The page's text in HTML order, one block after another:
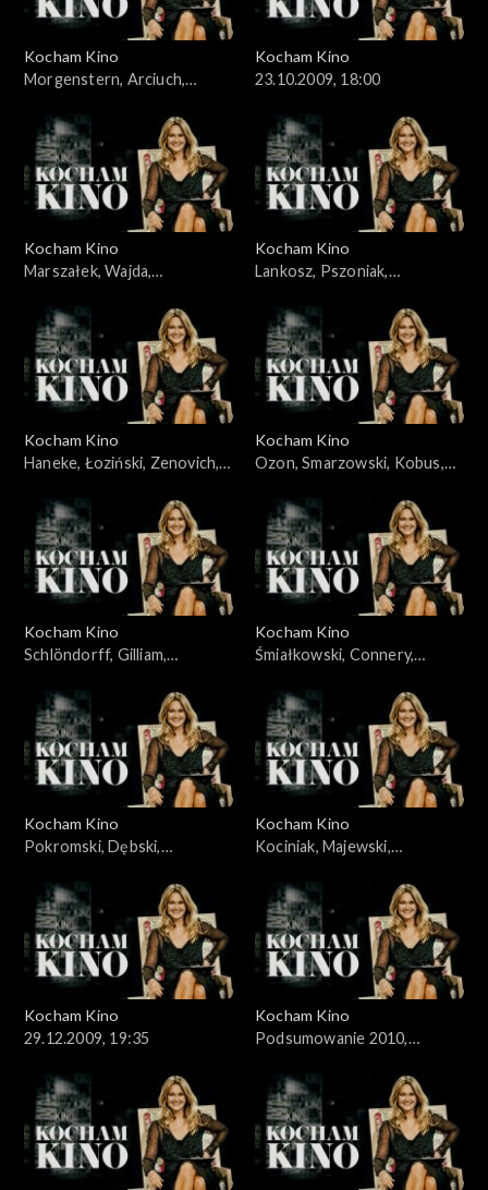
Kocham Kino
Morgenstern, Arciuch,
Kocham Kino
23.10.2009, 18:00
Kocham Kino
Marszałek, Wajda,
Kocham Kino
Lankosz, Pszoniak,
Kocham Kino
Haneke, Łoziński, Zenovich,
Kocham Kino
Ozon, Smarzowski, Kobus,
Kocham Kino
Schlöndorff, Gilliam,
Kocham Kino
Śmiałkowski, Connery,
Kocham Kino
Pokromski, Dębski,
Kocham Kino
Kociniak, Majewski,
Kocham Kino
29.12.2009, 19:35
Kocham Kino
Podsumowanie 2010,